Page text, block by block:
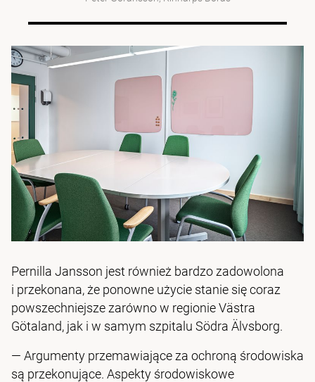
Pernilla Jansson jest również bardzo zadowolona
i przekonana, że ponowne użycie stanie się coraz
powszechniejsze zarówno w regionie Västra
Götaland, jak i w samym szpitalu Södra Älvsborg.
— Argumenty przemawiające za ochroną środowiska
są przekonujące. Aspekty środowiskowe